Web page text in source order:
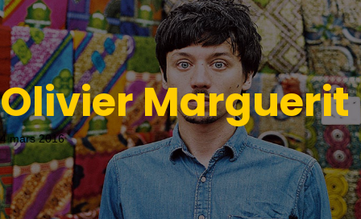
Olivier Marguerit
4 mars 2016